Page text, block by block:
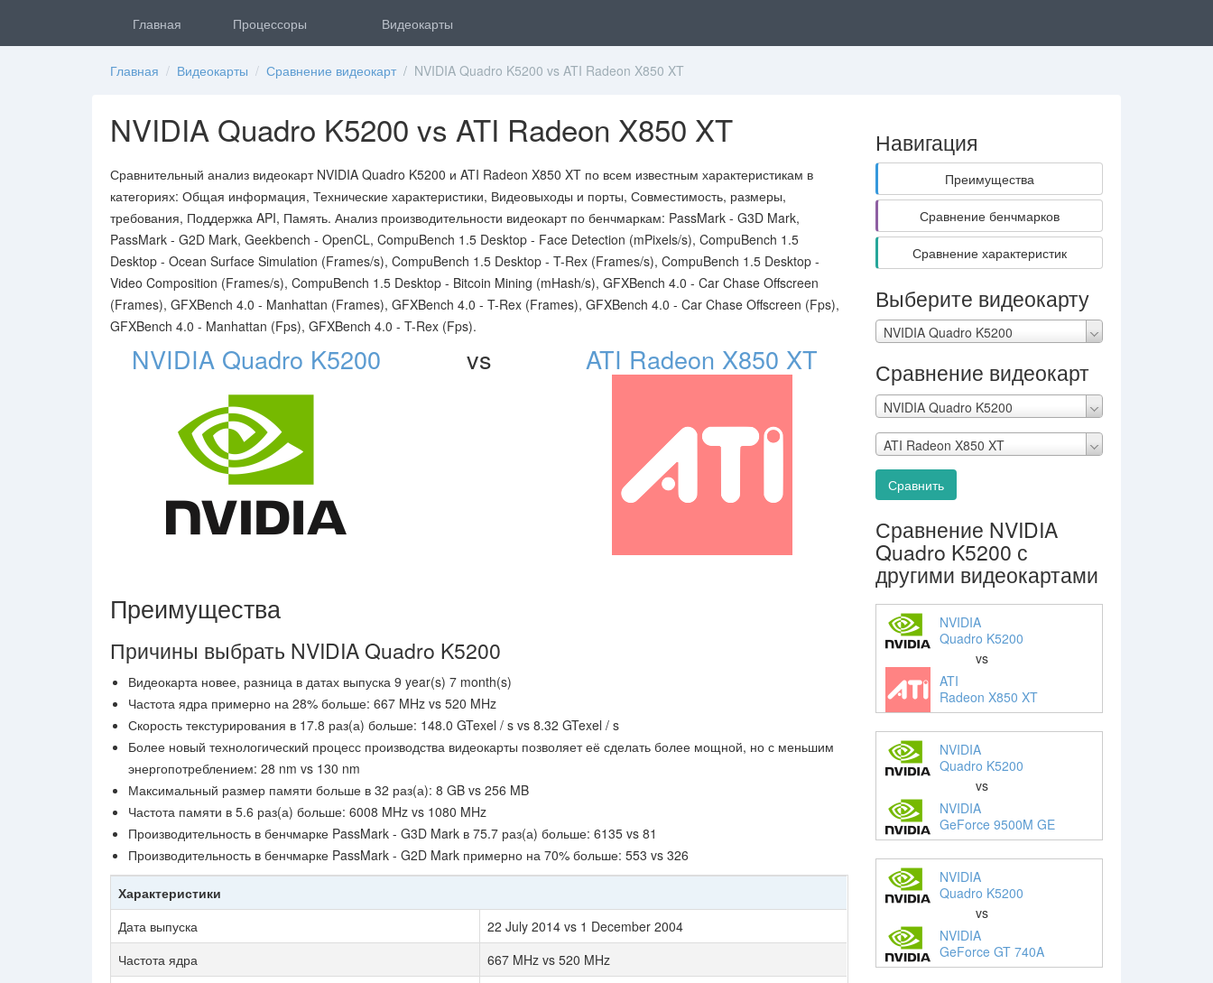
Главная Процессоры Видеокарты
Главная / Видеокарты / Сравнение видеокарт / NVIDIA Quadro K5200 vs ATI Radeon X850 XT
NVIDIA Quadro K5200 vs ATI Radeon X850 XT
Сравнительный анализ видеокарт NVIDIA Quadro K5200 и ATI Radeon X850 XT по всем известным характеристикам в
категориях: Общая информация, Технические характеристики, Видеовыходы и порты, Совместимость, размеры,
требования, Поддержка API, Память. Анализ производительности видеокарт по бенчмаркам: PassMark - G3D Mark,
PassMark - G2D Mark, Geekbench - OpenCL, CompuBench 1.5 Desktop - Face Detection (mPixels/s), CompuBench 1.5
Desktop - Ocean Surface Simulation (Frames/s), CompuBench 1.5 Desktop - T-Rex (Frames/s), CompuBench 1.5 Desktop -
Video Composition (Frames/s), CompuBench 1.5 Desktop - Bitcoin Mining (mHash/s), GFXBench 4.0 - Car Chase Offscreen
(Frames), GFXBench 4.0 - Manhattan (Frames), GFXBench 4.0 - T-Rex (Frames), GFXBench 4.0 - Car Chase Offscreen (Fps),
GFXBench 4.0 - Manhattan (Fps), GFXBench 4.0 - T-Rex (Fps).
NVIDIA Quadro K5200 vs ATI Radeon X850 XT
Преимущества
Причины выбрать NVIDIA Quadro K5200
Видеокарта новее, разница в датах выпуска 9 year(s) 7 month(s)
Частота ядра примерно на 28% больше: 667 MHz vs 520 MHz
Скорость текстурирования в 17.8 раз(а) больше: 148.0 GTexel / s vs 8.32 GTexel / s
Более новый технологический процесс производства видеокарты позволяет её сделать более мощной, но с меньшим
энергопотреблением: 28 nm vs 130 nm
Максимальный размер памяти больше в 32 раз(а): 8 GB vs 256 MB
Частота памяти в 5.6 раз(а) больше: 6008 MHz vs 1080 MHz
Производительность в бенчмарке PassMark - G3D Mark в 75.7 раз(а) больше: 6135 vs 81
Производительность в бенчмарке PassMark - G2D Mark примерно на 70% больше: 553 vs 326
Характеристики
Дата выпуска
22 July 2014 vs 1 December 2004
Частота ядра
667 MHz vs 520 MHz
Навигация
Преимущества
Сравнение бенчмарков
Сравнение характеристик
Выберите видеокарту
NVIDIA Quadro K5200
Сравнение видеокарт
NVIDIA Quadro K5200
ATI Radeon X850 XT
Сравнить
Сравнение NVIDIA
Quadro K5200 с
другими видеокартами
NVIDIA
Quadro K5200
vs
ATI
Radeon X850 XT
NVIDIA
Quadro K5200
vs
NVIDIA
GeForce 9500M GE
NVIDIA
Quadro K5200
vs
NVIDIA
GeForce GT 740A